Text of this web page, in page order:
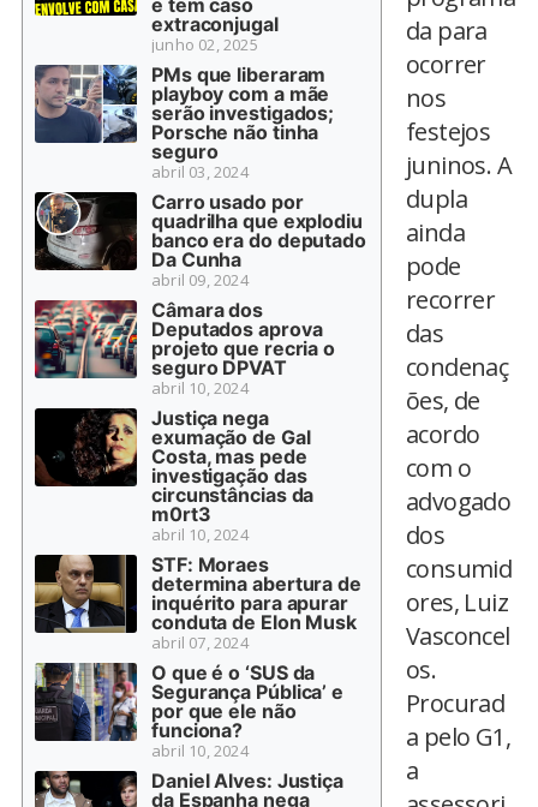
e tem caso
extraconjugal
junho 02, 2025
PMs que liberaram
playboy com a mãe
serão investigados;
Porsche não tinha
seguro
abril 03, 2024
Carro usado por
quadrilha que explodiu
banco era do deputado
Da Cunha
abril 09, 2024
Câmara dos
Deputados aprova
projeto que recria o
seguro DPVAT
abril 10, 2024
Justiça nega
exumação de Gal
Costa, mas pede
investigação das
circunstâncias da
m0rt3
abril 10, 2024
STF: Moraes
determina abertura de
inquérito para apurar
conduta de Elon Musk
abril 07, 2024
O que é o ‘SUS da
Segurança Pública’ e
por que ele não
funciona?
abril 10, 2024
Daniel Alves: Justiça
da Espanha nega
da para
ocorrer
nos
festejos
juninos. A
dupla
ainda
pode
recorrer
das
condenaç
ões, de
acordo
com o
advogado
dos
consumid
ores, Luiz
Vasconcel
os.
Procurad
a pelo G1,
a